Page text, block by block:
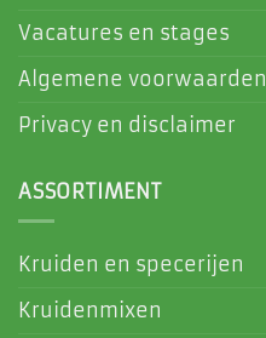
Vacatures en stages
Algemene voorwaarden
Privacy en disclaimer
ASSORTIMENT
Kruiden en specerijen
Kruidenmixen